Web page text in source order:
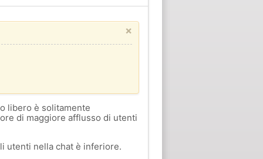
×
libero è solitamente
di maggiore afflusso di utenti
utenti nella chat è inferiore.